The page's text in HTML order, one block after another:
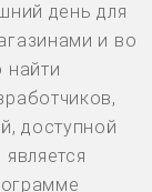
день для
и во
найти
доступной